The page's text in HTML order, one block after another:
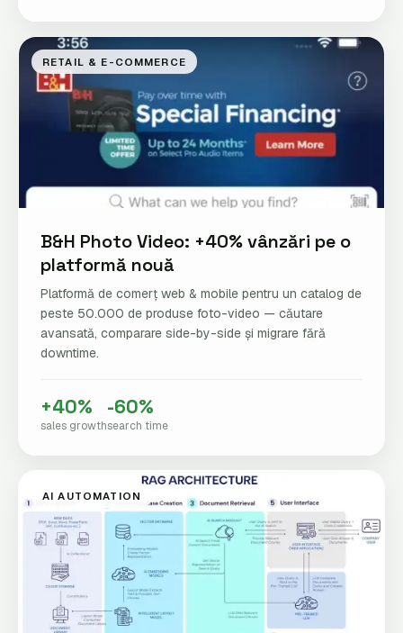
RETAIL & E-COMMERCE
B&H Photo Video: +40% vânzări pe o
platformă nouă
Platformă de comerț web & mobile pentru un catalog de
peste 50.000 de produse foto-video — căutare
avansată, comparare side-by-side și migrare fără
downtime.
+40%
sales growth
-60%
search time
AI AUTOMATION